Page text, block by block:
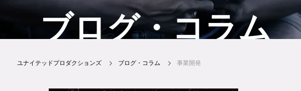
ブログ・コラム
ユナイテッドプロダクションズ ブログ・コラム 事業開発